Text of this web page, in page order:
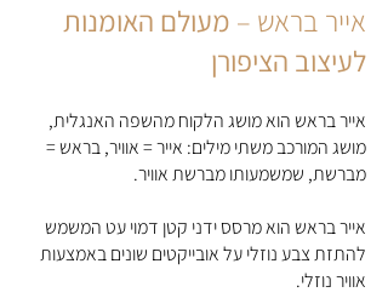
אייר בראש – מעולם האומנות
לעיצוב הציפורן
אייר בראש הוא מושג הלקוח מהשפה האנגלית,
מושג המורכב משתי מילים: אייר = אוויר, בראש =
מברשת, שמשמעותו מברשת אוויר.
אייר בראש הוא מרסס ידני קטן דמוי עט המשמש
להתזת צבע נוזלי על אובייקטים שונים באמצעות
אוויר נוזלי.